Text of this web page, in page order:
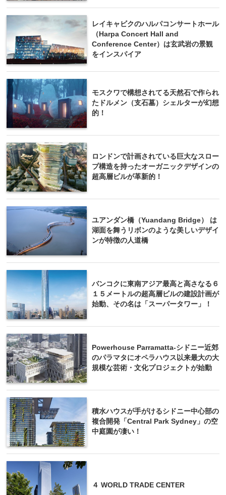
レイキャビクのハルパコンサートホール
（Harpa Concert Hall and
Conference Center）は玄武岩の景観
をインスパイア
モスクワで構想されてる天然石で作られ
たドルメン（支石墓）シェルターが幻想
的！
ロンドンで計画されている巨大なスロー
プ構造を持ったオーガニックデザインの
超高層ビルが革新的！
ユアンダン橋（Yuandang Bridge） は
湖面を舞うリボンのような美しいデザイ
ンが特徴の人道橋
バンコクに東南アジア最高と高さなる６
１５メートルの超高層ビルの建設計画が
始動、その名は「スーパータワー」！
Powerhouse Parramatta-シドニー近郊
のパラマタにオペラハウス以来最大の大
規模な芸術・文化プロジェクトが始動
積水ハウスが手がけるシドニー中心部の
複合開発「Central Park Sydney」の空
中庭園が凄い！
４ WORLD TRADE CENTER